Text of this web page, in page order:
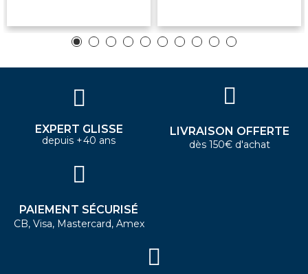
EXPERT GLISSE
depuis +40 ans
LIVRAISON OFFERTE
dès 150€ d'achat
PAIEMENT SÉCURISÉ
CB, Visa, Mastercard, Amex